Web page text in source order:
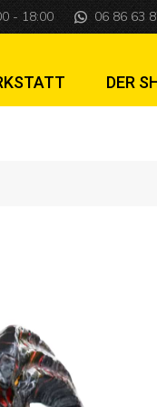
- 18:00 06 86 63
DER